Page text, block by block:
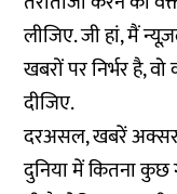
लीजिए. जी हां, मैं
खबरों पर निर्भर है,
दीजिए.
दरअसल, खबरें
दुनिया में कितना